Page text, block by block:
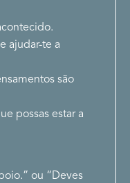
ajudar-te a
são
possas estar a
ou “Deves